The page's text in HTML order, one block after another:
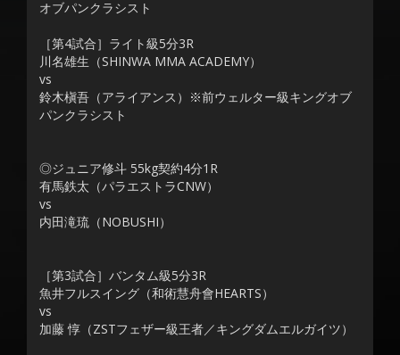
オブパンクラシスト
［第4試合］ライト級5分3R
川名雄生（SHINWA MMA ACADEMY）
vs
鈴木槇吾（アライアンス）※前ウェルター級キングオブ
パンクラシスト
◎ジュニア修斗 55kg契約4分1R
有馬鉄太（パラエストラCNW）
vs
内田滝琉（NOBUSHI）
［第3試合］バンタム級5分3R
魚井フルスイング（和術慧舟會HEARTS）
vs
加藤 惇（ZSTフェザー級王者／キングダムエルガイツ）